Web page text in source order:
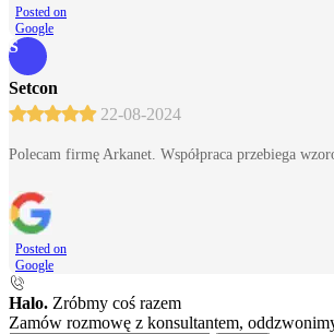
Posted on
Google
S
Setcon
22-08-2024
Polecam firmę Arkanet. Współpraca przebiega
Posted on
Google
Halo. Zróbmy coś razem
Zamów rozmowę z konsultantem,